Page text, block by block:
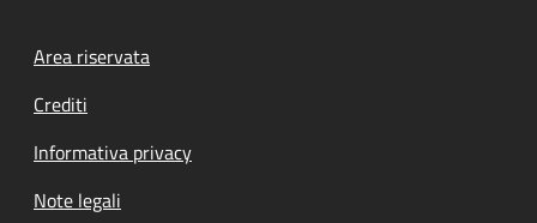
Footer menu
Area riservata
Crediti
Informativa privacy
Note legali